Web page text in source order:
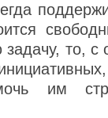
задачу, то,
им